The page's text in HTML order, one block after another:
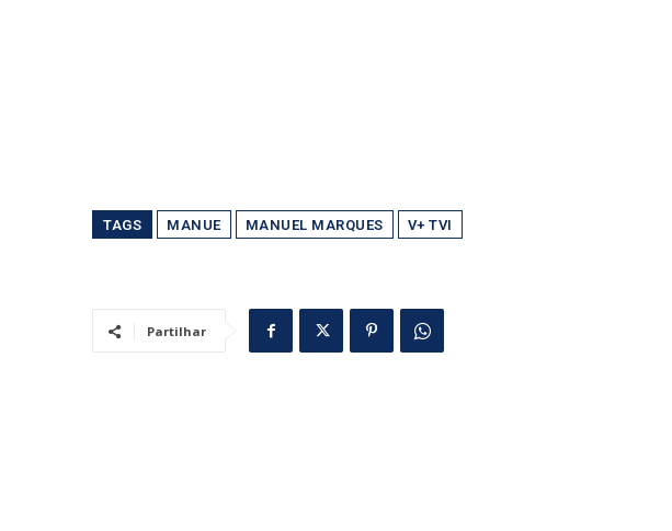
TAGS MANUE MANUEL MARQUES V+ TVI
Partilhar